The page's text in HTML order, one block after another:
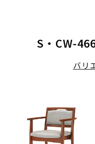
S・CW-
バリ